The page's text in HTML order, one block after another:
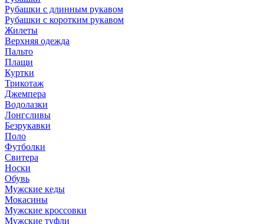
Рубашки с длинным рукавом
Рубашки с коротким рукавом
Жилеты
Верхняя одежда
Пальто
Плащи
Куртки
Трикотаж
Джемпера
Водолазки
Лонгсливы
Безрукавки
Поло
Футболки
Свитера
Носки
Обувь
Мужские кеды
Мокасины
Мужские кроссовки
Мужские туфли